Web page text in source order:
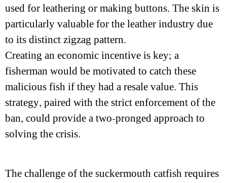
used for leathering or making buttons. The skin is
particularly valuable for the leather industry due
to its distinct zigzag pattern.
Creating an economic incentive is key; a
fisherman would be motivated to catch these
malicious fish if they had a resale value. This
strategy, paired with the strict enforcement of the
ban, could provide a two-pronged approach to
solving the crisis.
The challenge of the suckermouth catfish requires